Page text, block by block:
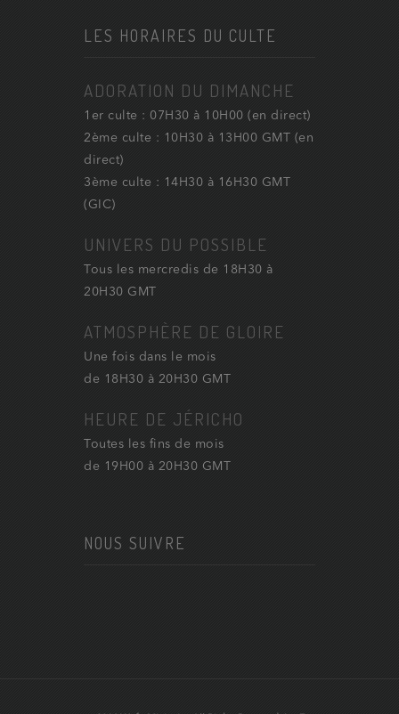
LES HORAIRES DU CULTE
ADORATION DU DIMANCHE
1er culte : 07H30 à 10H00 (en direct)
2ème culte : 10H30 à 13H00 GMT (en
direct)
3ème culte : 14H30 à 16H30 GMT
(GIC)
UNIVERS DU POSSIBLE
Tous les mercredis de 18H30 à
20H30 GMT
ATMOSPHÈRE DE GLOIRE
Une fois dans le mois
de 18H30 à 20H30 GMT
HEURE DE JÉRICHO
Toutes les fins de mois
de 19H00 à 20H30 GMT
NOUS SUIVRE